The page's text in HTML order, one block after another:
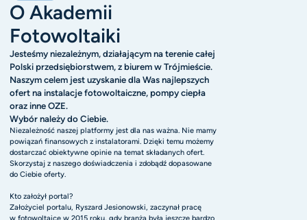
O Akademii
Fotowoltaiki
Jesteśmy niezależnym, działającym na terenie całej
Polski przedsiębiorstwem, z biurem w Trójmieście.
Naszym celem jest uzyskanie dla Was najlepszych
ofert na instalacje fotowoltaiczne, pompy ciepła
oraz inne OZE.
Wybór należy do Ciebie.
Niezależność naszej platformy jest dla nas ważna. Nie mamy
powiązań finansowych z instalatorami. Dzięki temu możemy
dostarczać obiektywne opinie na temat składanych ofert.
Skorzystaj z naszego doświadczenia i zdobądź dopasowane
do Ciebie oferty.
Kto założył portal?
Założyciel portalu, Ryszard Jesionowski, zaczynał pracę